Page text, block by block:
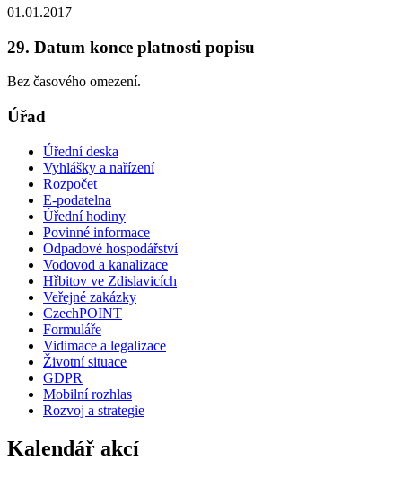
01.01.2017
29. Datum konce platnosti popisu
Bez časového omezení.
Úřad
Úřední deska
Vyhlášky a nařízení
Rozpočet
E-podatelna
Úřední hodiny
Povinné informace
Odpadové hospodářství
Vodovod a kanalizace
Hřbitov ve Zdislavicích
Veřejné zakázky
CzechPOINT
Formuláře
Vidimace a legalizace
Životní situace
GDPR
Mobilní rozhlas
Rozvoj a strategie
Kalendář akcí